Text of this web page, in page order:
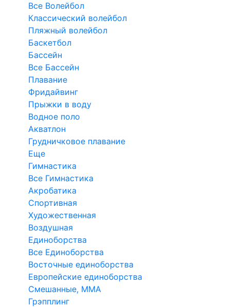
Все Волейбол
Классический волейбол
Пляжный волейбол
Баскетбол
Бассейн
Все Бассейн
Плавание
Фридайвинг
Прыжки в воду
Водное поло
Акватлон
Грудничковое плавание
Еще
Гимнастика
Все Гимнастика
Акробатика
Спортивная
Художественная
Воздушная
Единоборства
Все Единоборства
Восточные единоборства
Европейские единоборства
Смешанные, ММА
Грэпплинг